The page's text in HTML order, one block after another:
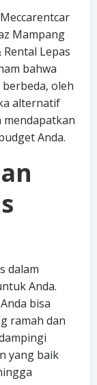
Mampang
Lepas
bahwa
oleh
alternatif
Anda.
dalam
Anda.
bisa
ramah dan
yang baik